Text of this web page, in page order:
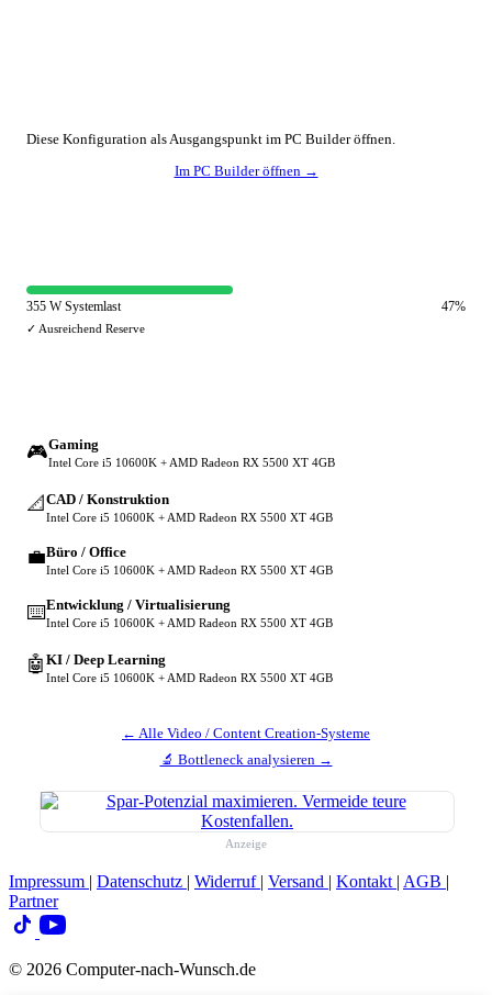
Diese Konfiguration als Ausgangspunkt im PC Builder öffnen.
Im PC Builder öffnen →
355 W Systemlast 47%
✓ Ausreichend Reserve
🎮Gaming
Intel Core i5 10600K + AMD Radeon RX 5500 XT 4GB
📐 CAD / Konstruktion
Intel Core i5 10600K + AMD Radeon RX 5500 XT 4GB
💼Büro / Office
Intel Core i5 10600K + AMD Radeon RX 5500 XT 4GB
⌨️Entwicklung / Virtualisierung
Intel Core i5 10600K + AMD Radeon RX 5500 XT 4GB
🤖 KI / Deep Learning
Intel Core i5 10600K + AMD Radeon RX 5500 XT 4GB
← Alle Video / Content Creation-Systeme
🔬 Bottleneck analysieren →
Anzeige
Impressum | Datenschutz | Widerruf | Versand | Kontakt | AGB |
Partner
© 2026 Computer-nach-Wunsch.de